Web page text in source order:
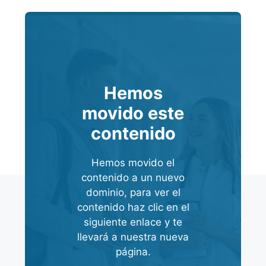
Hemos
movido este
contenido
Hemos movido el
contenido a un nuevo
dominio, para ver el
contenido haz clic en el
siguiente enlace y te
llevará a nuestra nueva
página.